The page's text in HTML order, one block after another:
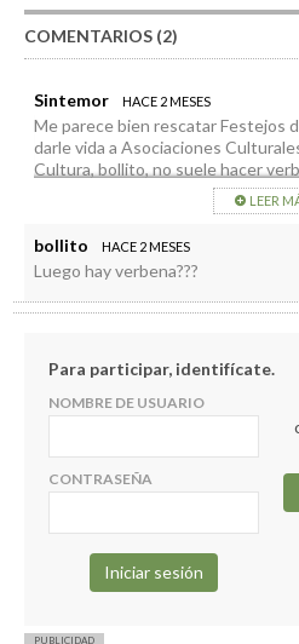
COMENTARIOS (2)
Sintemor HACE 2 MESES
Me parece bien rescatar Festejos
darle vida a Asociaciones
Cultura, bollito, no suele hacer
LEER
bollito HACE 2 MESES
Luego hay verbena???
Para participar, identifícate.
NOMBRE DE USUARIO
CONTRASEÑA
PUBLICIDAD